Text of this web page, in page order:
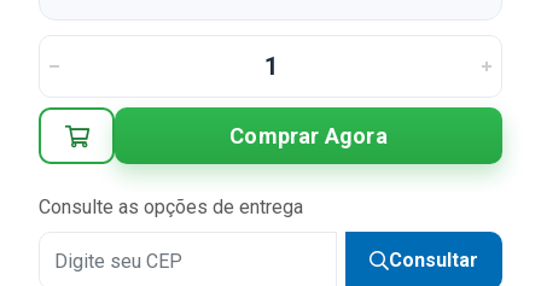
Comprar Agora
Consulte as opções de entrega
Consultar